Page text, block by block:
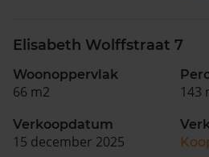
Elisabeth Wolffstraat 7
Woonoppervlak
66 m2 143
Verkoopdatum
15 december 2025